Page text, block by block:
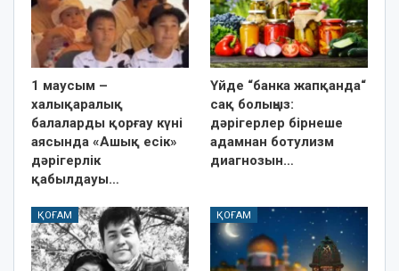
1 маусым –
халықаралық
балаларды қорғау күні
аясында «Ашық есік»
дәрігерлік
қабылдауы…
Үйде “банка жапқанда“
сақ болыңыз:
дәрігерлер бірнеше
адамнан ботулизм
диагнозын…
ҚОҒАМ ҚОҒАМ